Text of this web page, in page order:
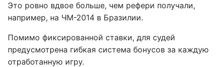
Это ровно вдвое больше, чем рефери получали,
например, на ЧМ-2014 в Бразилии.
Помимо фиксированной ставки, для судей
предусмотрена гибкая система бонусов за каждую
отработанную игру.